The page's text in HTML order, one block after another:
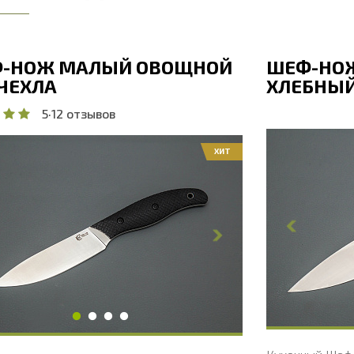
НОЖ МАЛЫЙ ОВОЩНОЙ
5·12 отзывов
98
17.9
Толщина обуха, мм
Ширина рукояти, мм
Длина рукояти, мм
Толщина рукояти, мм
клинка, HRC
ХИТ
ШЕФ-
Длина
Толщина